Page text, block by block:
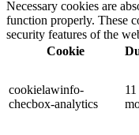
Necessary cookies are
function properly. These
security features of the
Cookie
cookielawinfo-
checbox-analytics
11